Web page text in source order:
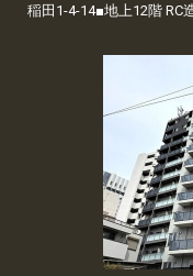
稲田1-4-14■地上12階 RC